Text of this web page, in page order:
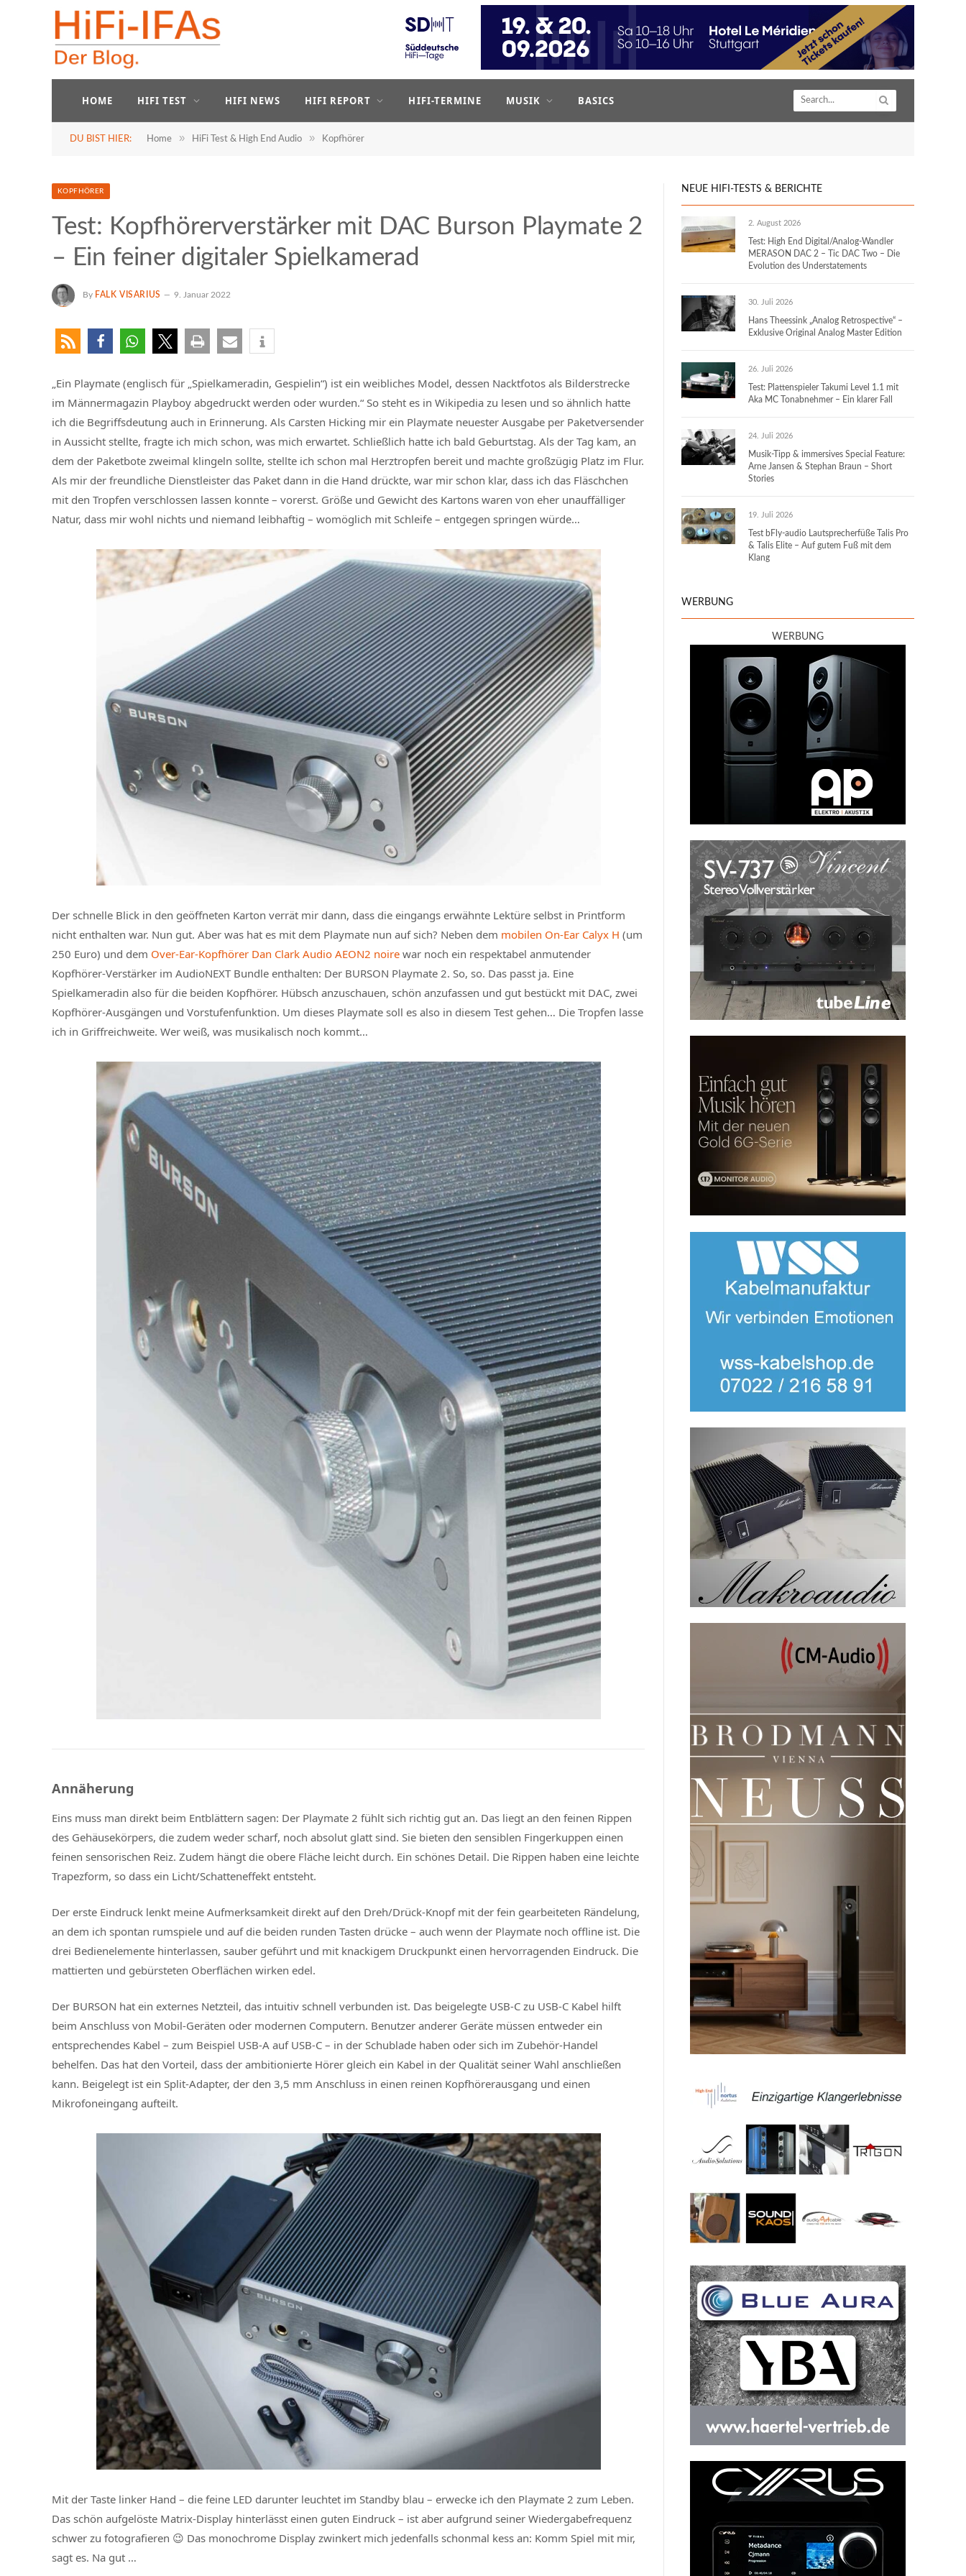
HOME HIFI TEST HIFI NEWS HIFI REPORT HIFI-TERMINE MUSIK BASICS
DU BIST HIER: Home » HiFi Test & High End Audio » Kopfhörer
KOPFHÖRER
Test: Kopfhörerverstärker mit DAC Burson Playmate 2
– Ein feiner digitaler Spielkamerad
By FALK VISARIUS 9. Januar 2022
„Ein Playmate (englisch für „Spielkameradin, Gespielin“) ist ein weibliches Model, dessen Nacktfotos als Bilderstrecke
im Männermagazin Playboy abgedruckt werden oder wurden.“ So steht es in Wikipedia zu lesen und so ähnlich hatte
ich die Begriffsdeutung auch in Erinnerung. Als Carsten Hicking mir ein Playmate neuester Ausgabe per Paketversender
in Aussicht stellte, fragte ich mich schon, was mich erwartet. Schließlich hatte ich bald Geburtstag. Als der Tag kam, an
dem der Paketbote zweimal klingeln sollte, stellte ich schon mal Herztropfen bereit und machte großzügig Platz im Flur.
Als mir der freundliche Dienstleister das Paket dann in die Hand drückte, war mir schon klar, dass ich das Fläschchen
mit den Tropfen verschlossen lassen konnte – vorerst. Größe und Gewicht des Kartons waren von eher unauffälliger
Natur, dass mir wohl nichts und niemand leibhaftig – womöglich mit Schleife – entgegen springen würde…
Der schnelle Blick in den geöffneten Karton verrät mir dann, dass die eingangs erwähnte Lektüre selbst in Printform
nicht enthalten war. Nun gut. Aber was hat es mit dem Playmate nun auf sich? Neben dem mobilen On-Ear Calyx H (um
250 Euro) und dem Over-Ear-Kopfhörer Dan Clark Audio AEON2 noire war noch ein respektabel anmutender
Kopfhörer-Verstärker im AudioNEXT Bundle enthalten: Der BURSON Playmate 2. So, so. Das passt ja. Eine
Spielkameradin also für die beiden Kopfhörer. Hübsch anzuschauen, schön anzufassen und gut bestückt mit DAC, zwei
Kopfhörer-Ausgängen und Vorstufenfunktion. Um dieses Playmate soll es also in diesem Test gehen… Die Tropfen lasse
ich in Griffreichweite. Wer weiß, was musikalisch noch kommt…
Annäherung
Eins muss man direkt beim Entblättern sagen: Der Playmate 2 fühlt sich richtig gut an. Das liegt an den feinen Rippen
des Gehäusekörpers, die zudem weder scharf, noch absolut glatt sind. Sie bieten den sensiblen Fingerkuppen einen
feinen sensorischen Reiz. Zudem hängt die obere Fläche leicht durch. Ein schönes Detail. Die Rippen haben eine leichte
Trapezform, so dass ein Licht/Schatteneffekt entsteht.
Der erste Eindruck lenkt meine Aufmerksamkeit direkt auf den Dreh/Drück-Knopf mit der fein gearbeiteten Rändelung,
an dem ich spontan rumspiele und auf die beiden runden Tasten drücke – auch wenn der Playmate noch offline ist. Die
drei Bedienelemente hinterlassen, sauber geführt und mit knackigem Druckpunkt einen hervorragenden Eindruck. Die
mattierten und gebürsteten Oberflächen wirken edel.
Der BURSON hat ein externes Netzteil, das intuitiv schnell verbunden ist. Das beigelegte USB-C zu USB-C Kabel hilft
beim Anschluss von Mobil-Geräten oder modernen Computern. Benutzer anderer Geräte müssen entweder ein
entsprechendes Kabel – zum Beispiel USB-A auf USB-C – in der Schublade haben oder sich im Zubehör-Handel
behelfen. Das hat den Vorteil, dass der ambitionierte Hörer gleich ein Kabel in der Qualität seiner Wahl anschließen
kann. Beigelegt ist ein Split-Adapter, der den 3,5 mm Anschluss in einen reinen Kopfhörerausgang und einen
Mikrofoneingang aufteilt.
Mit der Taste linker Hand – die feine LED darunter leuchtet im Standby blau – erwecke ich den Playmate 2 zum Leben.
Das schön aufgelöste Matrix-Display hinterlässt einen guten Eindruck – ist aber aufgrund seiner Wiedergabefrequenz
schwer zu fotografieren 😉 Das monochrome Display zwinkert mich jedenfalls schonmal kess an: Komm Spiel mit mir,
sagt es. Na gut …
NEUE HIFI-TESTS & BERICHTE
2. August 2026
Test: High End Digital/Analog-Wandler
MERASON DAC 2 – Tic DAC Two – Die
Evolution des Understatements
30. Juli 2026
Hans Theessink „Analog Retrospective“ –
Exklusive Original Analog Master Edition
26. Juli 2026
Test: Plattenspieler Takumi Level 1.1 mit
Aka MC Tonabnehmer – Ein klarer Fall
24. Juli 2026
Musik-Tipp & immersives Special Feature:
Arne Jansen & Stephan Braun – Short
Stories
19. Juli 2026
Test bFly-audio Lautsprecherfüße Talis Pro
& Talis Elite – Auf gutem Fuß mit dem
Klang
WERBUNG
WERBUNG